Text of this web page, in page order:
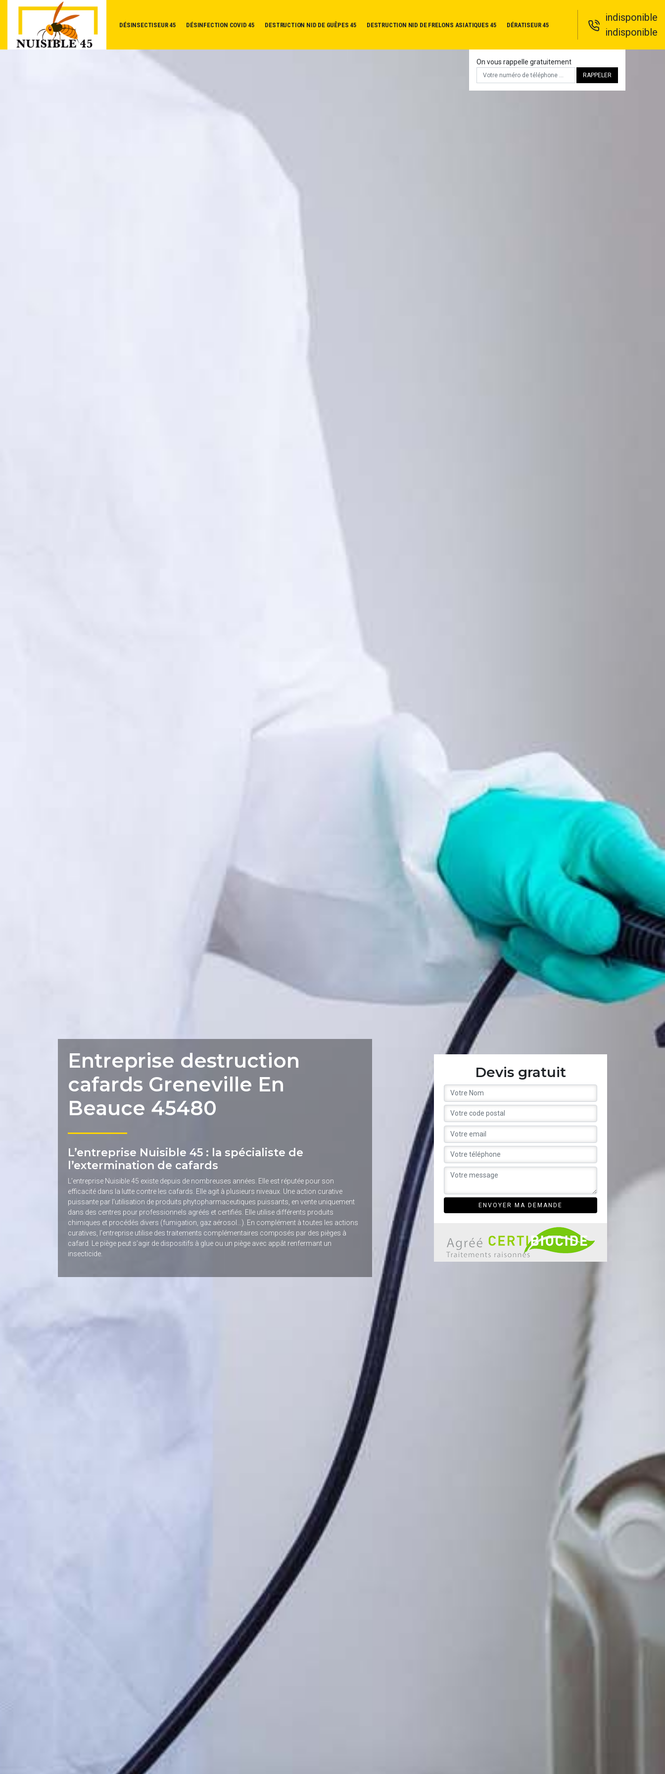
DÉSINSECTISEUR 45 DÉSINFECTION COVID 45 DESTRUCTION NID DE GUÊPES 45 DESTRUCTION NID DE FRELONS ASIATIQUES 45 DÉRATISEUR 45
indisponible
indisponible
On vous rappelle gratuitement
Entreprise destruction
cafards Greneville En
Beauce 45480
L’entreprise Nuisible 45 : la spécialiste de
l’extermination de cafards
L’entreprise Nuisible 45 existe depuis de nombreuses années. Elle est réputée pour son
efficacité dans la lutte contre les cafards. Elle agit à plusieurs niveaux. Une action curative
puissante par l’utilisation de produits phytopharmaceutiques puissants, en vente uniquement
dans des centres pour professionnels agréés et certifiés. Elle utilise différents produits
chimiques et procédés divers (fumigation, gaz aérosol…). En complément à toutes les actions
curatives, l’entreprise utilise des traitements complémentaires composés par des pièges à
cafard. Le piège peut s’agir de dispositifs à glue ou un piège avec appât renfermant un
insecticide.
Devis gratuit